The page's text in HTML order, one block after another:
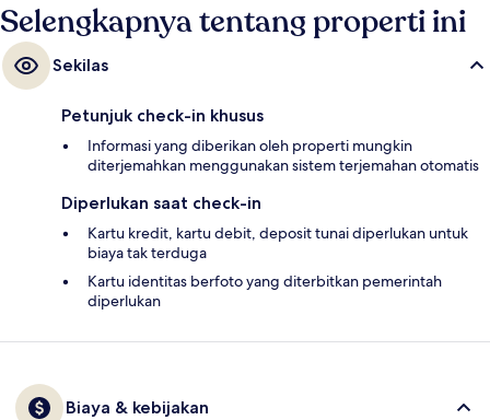
Selengkapnya tentang properti ini
Sekilas
Petunjuk check-in khusus
Informasi yang diberikan oleh properti mungkin
diterjemahkan menggunakan sistem terjemahan otomatis
Diperlukan saat check-in
Kartu kredit, kartu debit, deposit tunai diperlukan untuk
biaya tak terduga
Kartu identitas berfoto yang diterbitkan pemerintah
diperlukan
Biaya & kebijakan